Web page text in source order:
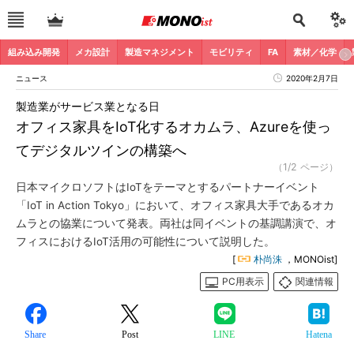
組み込み開発 メカ設計 製造マネジメント モビリティ FA 素材／化学
ニュース 2020年2月7日
オフィス家具をIoT化するオカムラ、Azureを使っ
てデジタルツインの構築へ
製造業がサービス業となる日
（1/2 ページ）
日本マイクロソフトはIoTをテーマとするパートナーイベント
「IoT in Action Tokyo」において、オフィス家具大手であるオカ
ムラとの協業について発表。両社は同イベントの基調講演で、オ
フィスにおけるIoT活用の可能性について説明した。
[ 朴尚洙 ，MONOist]
PC用表示
関連情報
Share Post LINE Hatena